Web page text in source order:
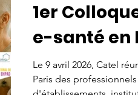
A la une Ressources
Bonne Pratique
1er
e-santé en
Le 9 avril 2026, Catel
Paris des